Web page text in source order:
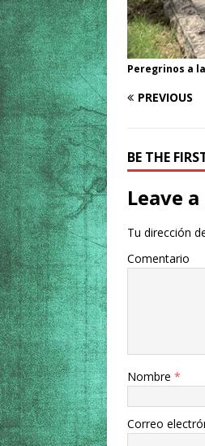
Peregrinos a
PREVIOUS
BE THE
Leave
Tu dirección
Comentario
Nombre *
Correo